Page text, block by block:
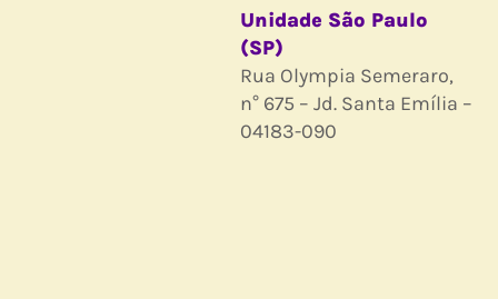
Unidade São Paulo
(SP)
Rua Olympia Semeraro,
n° 675 – Jd. Santa Emília –
04183-090